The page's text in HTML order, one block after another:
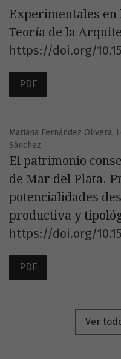
Experimentales en
Teoría de la
https://doi.org/
PDF
Mariana Fernández Olivera,
Sánchez
El patrimonio
de Mar del Plata.
potencialidades
productiva y
https://doi.org/
PDF
Ver